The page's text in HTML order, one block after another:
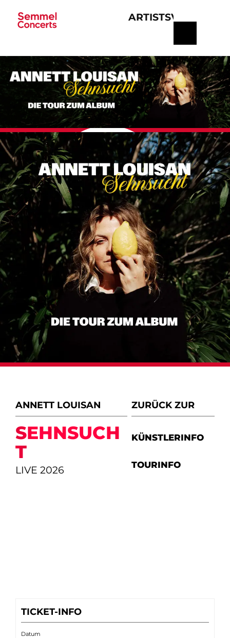
ARTISTS
ANNETT LOUISAN
SEHNSUCH
T
LIVE 2026
ZURÜCK ZUR
KÜNSTLERINFO
TOURINFO
TICKET-INFO
Datum